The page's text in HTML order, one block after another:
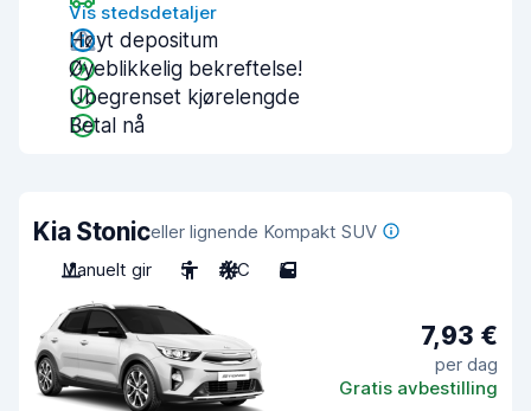
Vis stedsdetaljer
Høyt depositum
Øyeblikkelig bekreftelse!
Ubegrenset kjørelengde
Betal nå
Kia Stoniceller lignende Kompakt SUV
Manuelt gir
5 A/C 5
7,93 €
per dag
Gratis avbestilling